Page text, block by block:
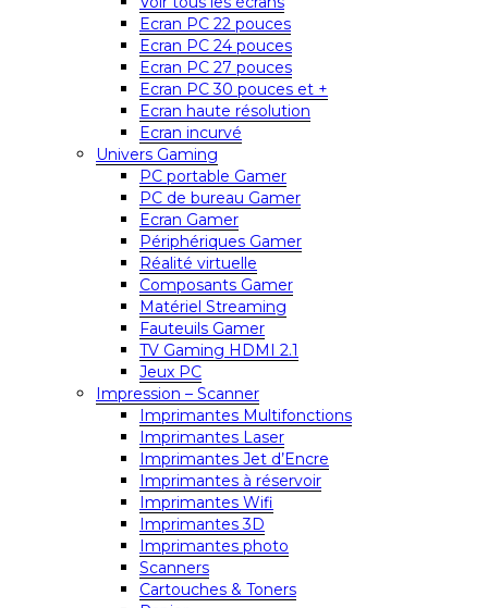
Ecran PC 22 pouces
Ecran PC 24 pouces
Ecran PC 27 pouces
Ecran PC 30 pouces et +
Ecran haute résolution
Ecran incurvé
Univers Gaming
PC portable Gamer
PC de bureau Gamer
Ecran Gamer
Périphériques Gamer
Réalité virtuelle
Composants Gamer
Matériel Streaming
Fauteuils Gamer
TV Gaming HDMI 2.1
Jeux PC
Impression – Scanner
Imprimantes Multifonctions
Imprimantes Laser
Imprimantes Jet d’Encre
Imprimantes à réservoir
Imprimantes Wifi
Imprimantes 3D
Imprimantes photo
Scanners
Cartouches & Toners